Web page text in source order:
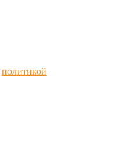
политикой